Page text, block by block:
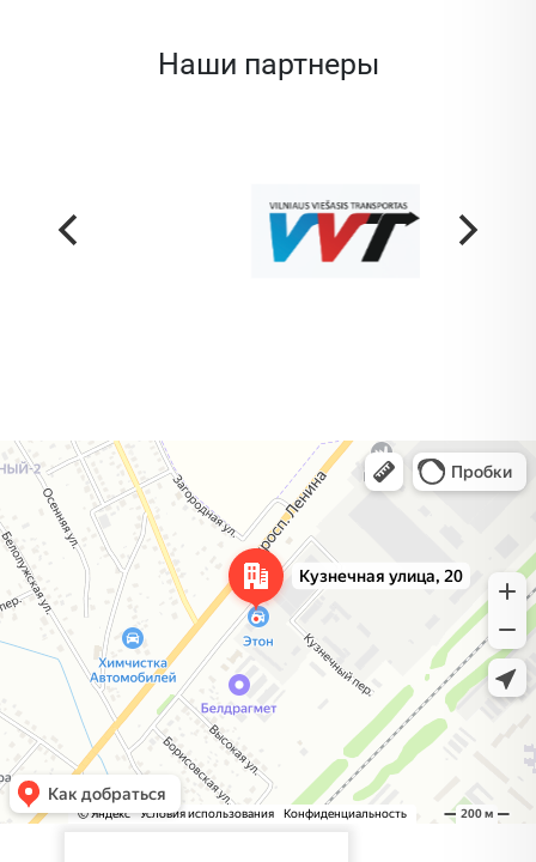
Наши партнеры
Жодино
Кузнечная улица, 20 — Яндекс Карты